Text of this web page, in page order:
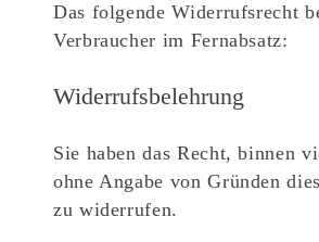
Das folgende Widerrufsrecht
Verbraucher im Fernabsatz:
Widerrufsbelehrung
Sie haben das Recht, binnen
ohne Angabe von Gründen
zu widerrufen.